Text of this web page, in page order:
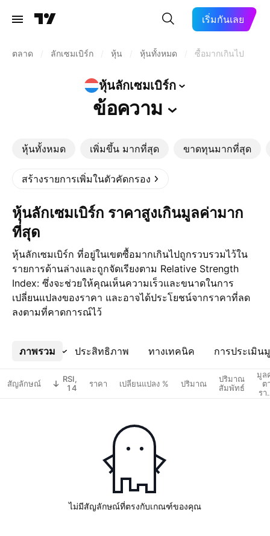
เริ่มกันเลย
ตลาด ลักเซมเบิร์ก หุ้น หุ้นทั้งหมด ซื้อมากเกินไป
หุ้นลักเซมเบิร์ก
ข้อความ
หุ้นทั้งหมด เพิ่มขึ้น มากที่สุด ขาดทุนมากที่สุด
สร้างรายการเพิ่มในตัวคัดกรอง
หุ้นลักเซมเบิร์ก ราคาสูงเกินมูลค่ามาก
ที่สุด
หุ้นลักเซมเบิร์ก ที่อยู่ในเขตซื้อมากเกินไปถูกรวบรวมไว้ใน
รายการด้านล่างและถูกจัดเรียงตาม Relative Strength
Index: ซึ่งจะช่วยให้คุณเห็นความเร็วและขนาดในการ
เปลี่ยนแปลงของราคา และอาจได้ประโยชน์จากราคาที่ลด
ลงตามที่คาดการณ์ไว้
ภาพรวม ประสิทธิภาพ ทางเทคนิค การประเมิน
เพิ่มเติม
สัญลักษณ์
RSI,
14
ราคา เปลี่ยนแปลง % ปริมาณ
ปริมาณ
สัมพัทธ์
มูล
ต
รา
ไม่มีสัญลักษณ์ที่ตรงกับเกณฑ์ของคุณ